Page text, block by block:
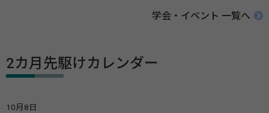
学会・イベント 一覧へ
2カ月先駆けカレンダー
10月8日